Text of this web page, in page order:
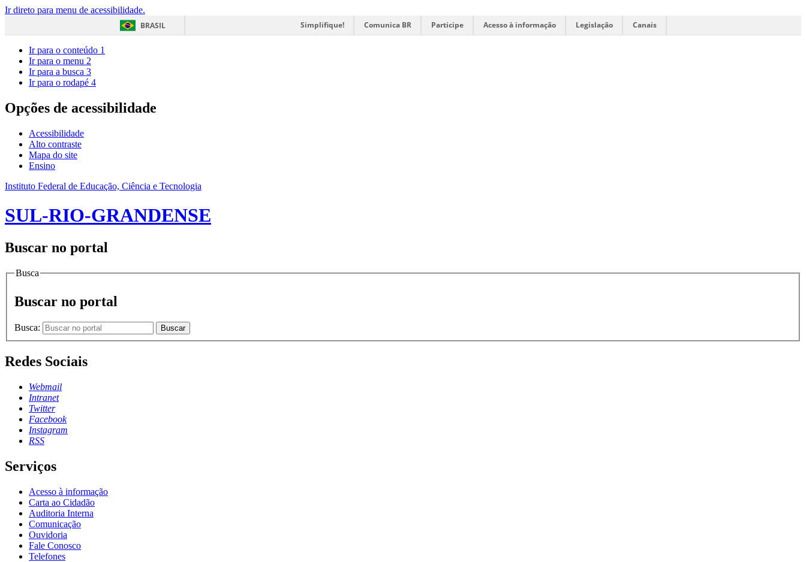
Ir direto para menu de acessibilidade.
BRASIL
Simplifique! Comunica BR Participe Acesso à informação Legislação Canais
Ir para o conteúdo 1
Ir para o menu 2
Ir para a busca 3
Ir para o rodapé 4
Opções de acessibilidade
Acessibilidade
Alto contraste
Mapa do site
Ensino
Instituto Federal de Educação, Ciência e Tecnologia
SUL-RIO-GRANDENSE
Buscar no portal
Busca
Buscar no portal
Busca: Buscar
Redes Sociais
Webmail
Intranet
Twitter
Facebook
Instagram
RSS
Serviços
Acesso à informação
Carta ao Cidadão
Auditoria Interna
Comunicação
Ouvidoria
Fale Conosco
Telefones